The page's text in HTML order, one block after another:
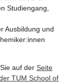
Studiengang,
Ausbildung und
auf der Seite
TUM School of